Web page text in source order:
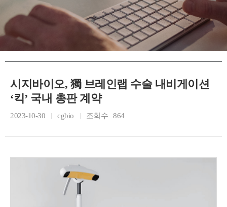
시지바이오, 獨 브레인랩 수술 내비게이션
‘킥’ 국내 총판 계약
2023-10-30 cgbio 조회수 864